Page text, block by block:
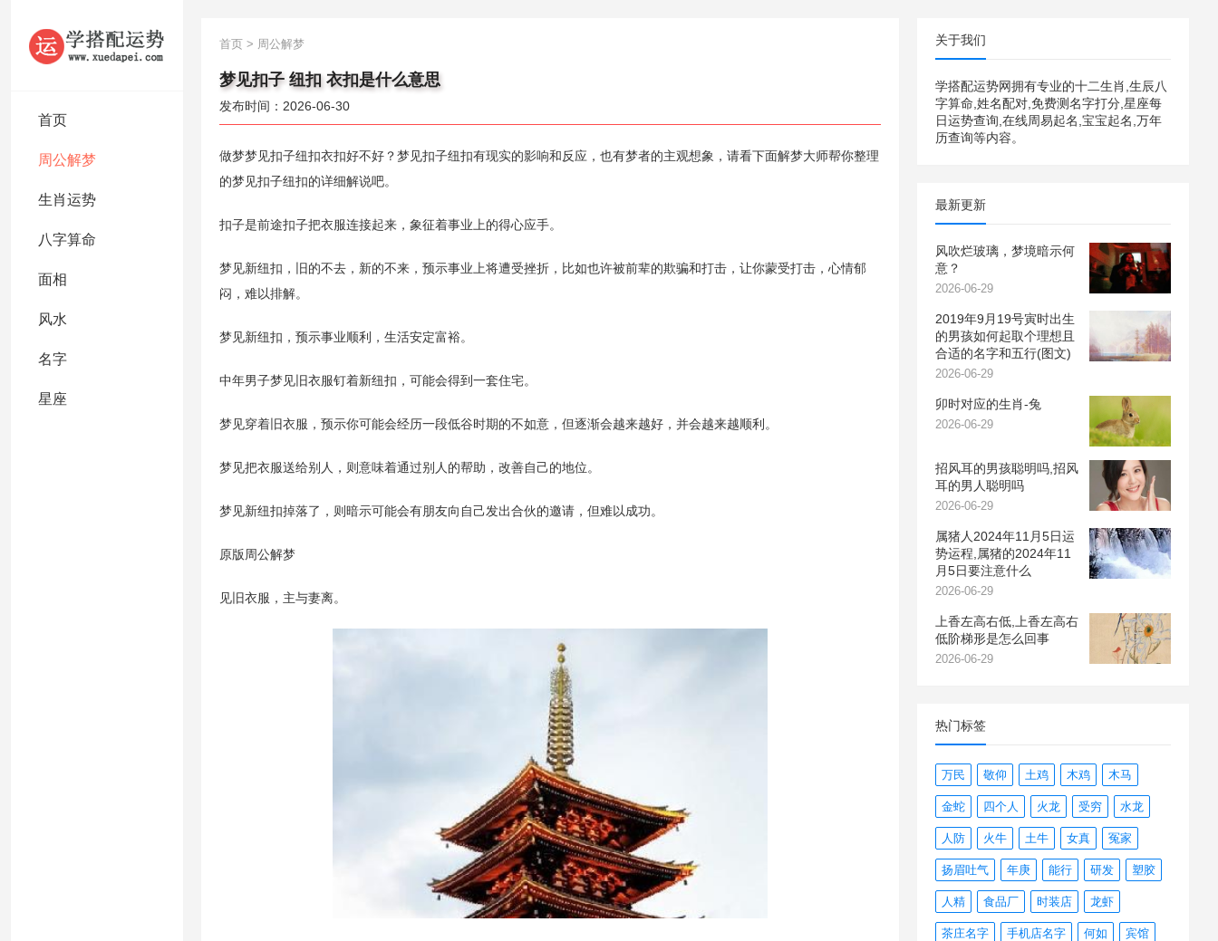
首页
周公解梦
生肖运势
八字算命
面相
风水
名字
星座
首页 > 周公解梦
梦见扣子 纽扣 衣扣是什么意思
发布时间：2026-06-30
做梦梦见扣子纽扣衣扣好不好？梦见扣子纽扣有现实的影响和反应，也有梦者的主观想象，请看下面解梦大师帮你整理
的梦见扣子纽扣的详细解说吧。
扣子是前途扣子把衣服连接起来，象征着事业上的得心应手。
梦见新纽扣，旧的不去，新的不来，预示事业上将遭受挫折，比如也许被前辈的欺骗和打击，让你蒙受打击，心情郁
闷，难以排解。
梦见新纽扣，预示事业顺利，生活安定富裕。
中年男子梦见旧衣服钉着新纽扣，可能会得到一套住宅。
梦见穿着旧衣服，预示你可能会经历一段低谷时期的不如意，但逐渐会越来越好，并会越来越顺利。
梦见把衣服送给别人，则意味着通过别人的帮助，改善自己的地位。
梦见新纽扣掉落了，则暗示可能会有朋友向自己发出合伙的邀请，但难以成功。
原版周公解梦
见旧衣服，主与妻离。
关于我们
学搭配运势网拥有专业的十二生肖,生辰八
字算命,姓名配对,免费测名字打分,星座每
日运势查询,在线周易起名,宝宝起名,万年
历查询等内容。
最新更新
风吹烂玻璃，梦境暗示何
意？
2026-06-29
2019年9月19号寅时出生
的男孩如何起取个理想且
合适的名字和五行(图文)
2026-06-29
卯时对应的生肖-兔
2026-06-29
招风耳的男孩聪明吗,招风
耳的男人聪明吗
2026-06-29
属猪人2024年11月5日运
势运程,属猪的2024年11
月5日要注意什么
2026-06-29
上香左高右低,上香左高右
低阶梯形是怎么回事
2026-06-29
热门标签
万民 敬仰 土鸡 木鸡 木马
金蛇 四个人 火龙 受穷 水龙
人防 火牛 土牛 女真 冤家
扬眉吐气 年庚 能行 研发 塑胶
人精 食品厂 时装店 龙虾
茶庄名字 手机店名字 何如 宾馆